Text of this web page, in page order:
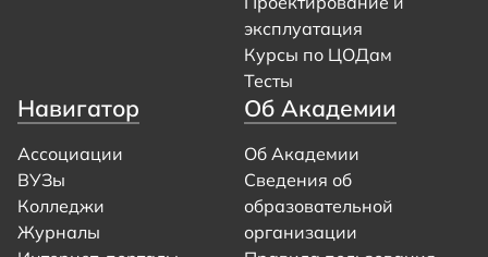
эксплуатация
Курсы по ЦОДам
Тесты
Навигатор
Ассоциации
ВУЗы
Колледжи
Журналы
Об Академии
Об Академии
Сведения об
образовательной
организации